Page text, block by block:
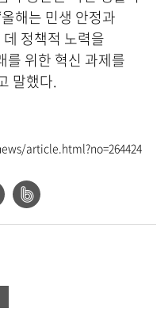
해는 민생 안정과
정책적 노력을
를 위한 혁신 과제를
말했다.
article.html?no=264424
네